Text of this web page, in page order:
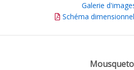
Galerie
Schéma